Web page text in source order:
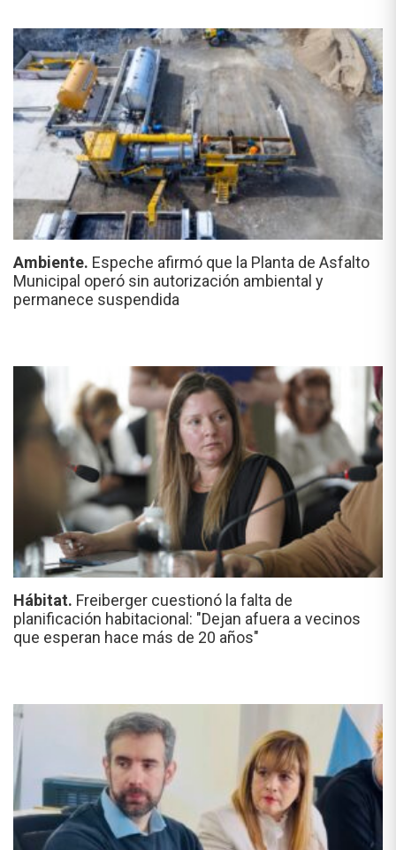
Ambiente. Espeche afirmó que la Planta de Asfalto
Municipal operó sin autorización ambiental y
permanece suspendida
Hábitat. Freiberger cuestionó la falta de
planificación habitacional: "Dejan afuera a vecinos
que esperan hace más de 20 años"